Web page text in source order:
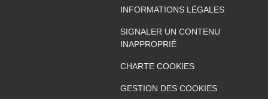
INFORMATIONS LÉGALES
SIGNALER UN CONTENU
INAPPROPRIÉ
CHARTE COOKIES
GESTION DES COOKIES